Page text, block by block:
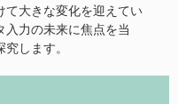
て大きな変化を迎えてい
入力の未来に焦点を当
します。